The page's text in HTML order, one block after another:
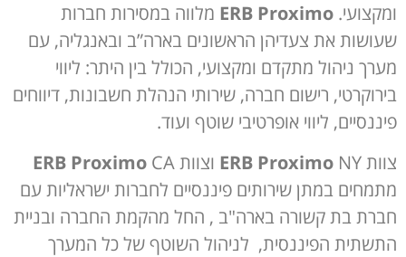
ומקצועי. ERB Proximo מלווה במסירות חברות
שעושות את צעדיהן הראשונים בארה”ב ובאנגליה, עם
מערך ניהול מתקדם ומקצועי, הכולל בין היתר: ליווי
בירוקרטי, רישום חברה, שירותי הנהלת חשבונות, דיווחים
פיננסיים, ליווי אופרטיבי שוטף ועוד.
צוות
ERB Proximo NY וצוות ERB Proximo CA
מתמחים במתן שירותים פיננסיים לחברות ישראליות עם
חברת בת קשורה בארה"ב , החל מהקמת החברה ובניית
התשתית הפיננסית, לניהול השוטף של כל המערך